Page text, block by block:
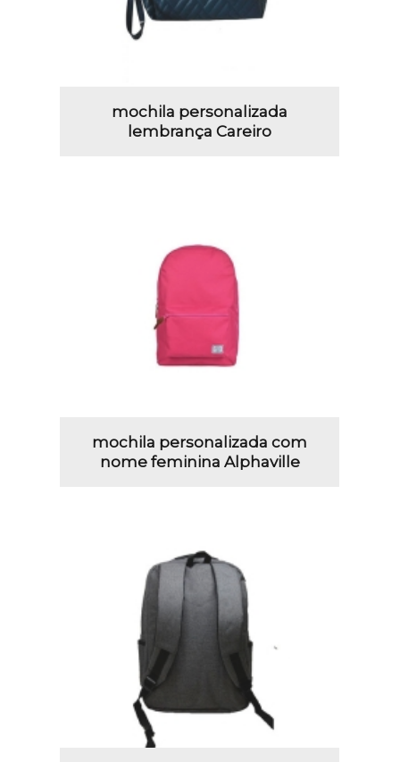
mochila personalizada
lembrança Careiro
mochila personalizada com
nome feminina Alphaville